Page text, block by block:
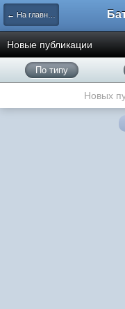
← На главную
Новые публикации
По типу
Новых